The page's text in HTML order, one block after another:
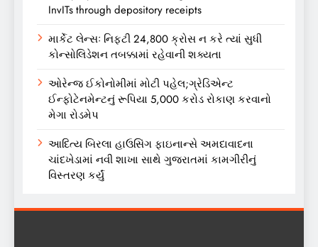
InvITs through depository receipts
માર્કેટ લેન્સઃ નિફ્ટી 24,800 ક્રોસ ન કરે ત્યાં સુધી
કોન્સોલિડેશન તબક્કામાં રહેવાની શક્યતા
ઓરેન્જ ઈકોનોમીમાં મોટી પહેલ;ગ્રેડિએન્ટ
ઈન્ફોટેનમેન્ટનું રૂપિયા 5,000 કરોડ રોકાણ કરવાનો
મેગા રોડમેપ
આદિત્ય બિરલા હાઉસિંગ ફાઇનાન્સે અમદાવાદના
ચાંદખેડામાં નવી શાખા સાથે ગુજરાતમાં કામગીરીનું
વિસ્તરણ કર્યું